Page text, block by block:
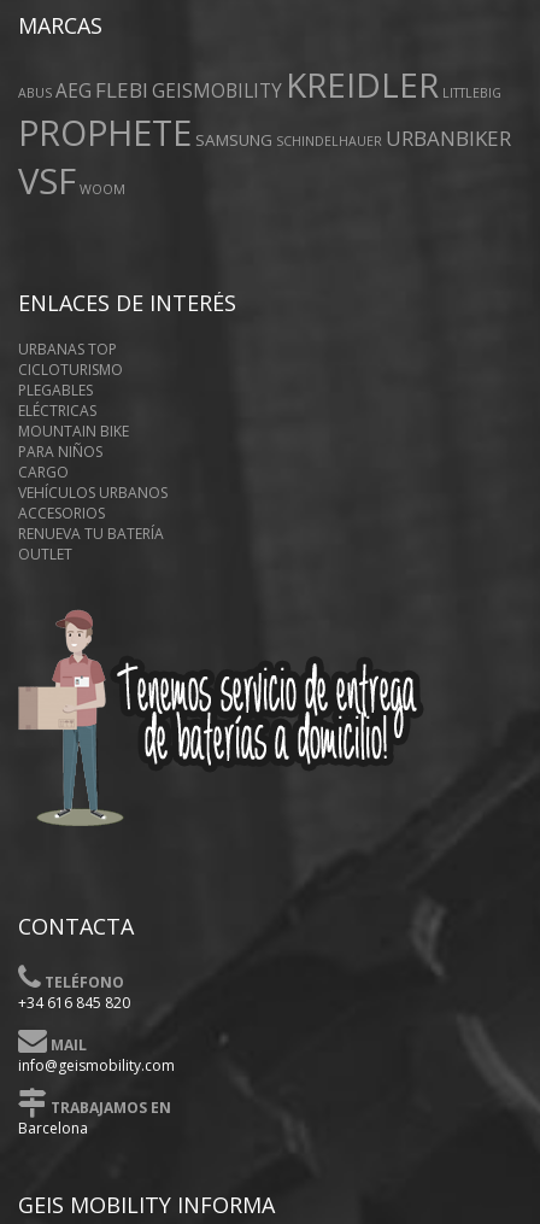
MARCAS
ABUS AEG FLEBI GEISMOBILITY KREIDLER LITTLEBIG
PROPHETE SAMSUNG SCHINDELHAUER URBANBIKER
VSF WOOM
ENLACES DE INTERÉS
URBANAS TOP
CICLOTURISMO
PLEGABLES
ELÉCTRICAS
MOUNTAIN BIKE
PARA NIÑOS
CARGO
VEHÍCULOS URBANOS
ACCESORIOS
RENUEVA TU BATERÍA
OUTLET
CONTACTA
TELÉFONO
+34 616 845 820
MAIL
info@geismobility.com
TRABAJAMOS EN
Barcelona
GEIS MOBILITY INFORMA